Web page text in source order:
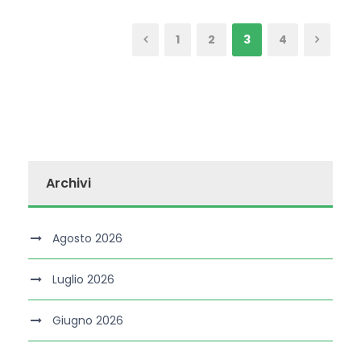
1 2 3 4
Archivi
Agosto 2026
Luglio 2026
Giugno 2026